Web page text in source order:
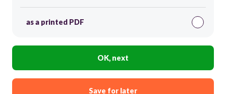
as a printed PDF
OK, next
Save for later